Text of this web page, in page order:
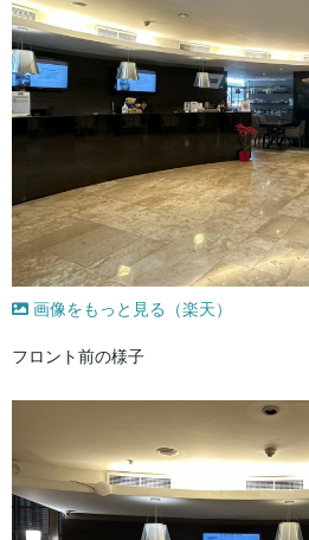
画像をもっと見る（楽天）
フロント前の様子